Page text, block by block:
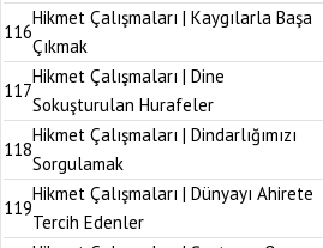
116
Hikmet Çalışmaları | Kaygılarla Başa
Çıkmak
117
Hikmet Çalışmaları | Dine
Sokuşturulan Hurafeler
118
Hikmet Çalışmaları | Dindarlığımızı
Sorgulamak
119
Hikmet Çalışmaları | Dünyayı Ahirete
Tercih Edenler